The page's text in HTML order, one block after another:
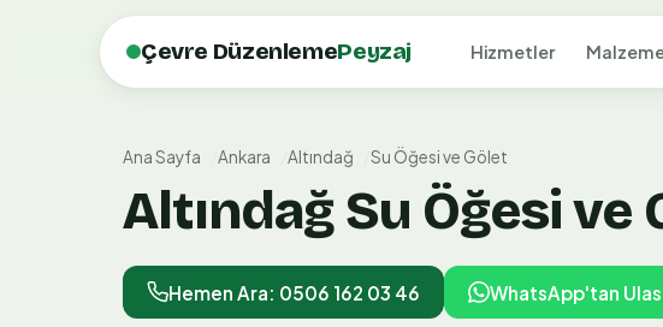
Çevre DüzenlemePeyzaj Hizmetler
Ana Sayfa Ankara Altındağ Su Öğesi ve Gölet
Altındağ Su Öğesi
Hemen Ara: 0506 162 03 46 WhatsApp'tan Ulas